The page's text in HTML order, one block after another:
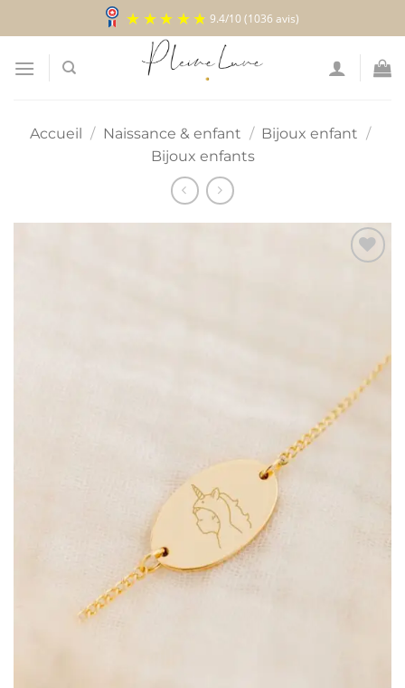
au
contenu
9.4/10(1036 avis)
Accueil / Naissance & enfant / Bijoux enfant /
Bijoux enfants